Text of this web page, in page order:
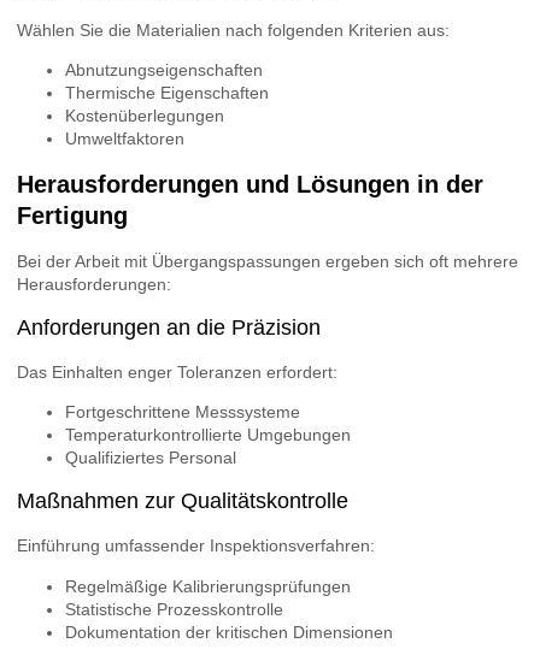
Wählen Sie die Materialien nach folgenden Kriterien aus:
Abnutzungseigenschaften
Thermische Eigenschaften
Kostenüberlegungen
Umweltfaktoren
Herausforderungen und Lösungen in der
Fertigung
Bei der Arbeit mit Übergangspassungen ergeben sich oft mehrere
Herausforderungen:
Anforderungen an die Präzision
Das Einhalten enger Toleranzen erfordert:
Fortgeschrittene Messsysteme
Temperaturkontrollierte Umgebungen
Qualifiziertes Personal
Maßnahmen zur Qualitätskontrolle
Einführung umfassender Inspektionsverfahren:
Regelmäßige Kalibrierungsprüfungen
Statistische Prozesskontrolle
Dokumentation der kritischen Dimensionen